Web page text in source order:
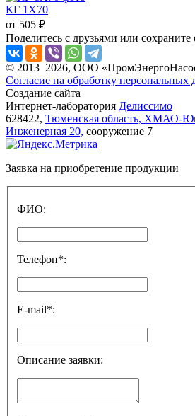
КГ 1X70
от 505 ₽
Поделитесь с друзьями или сохраните
© 2013–2026, ООО
Согласие на обработку персональных
Создание сайта
Интернет-лаборатория Делиссимо
628422, Тюменская область, ХМАО-
Инженерная 20, сооружение 7
Заявка на приобретение продукции
ФИО:
Телефон*:
E-mail*:
Описание заявки: